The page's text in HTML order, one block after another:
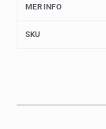
MER INFO
SKU